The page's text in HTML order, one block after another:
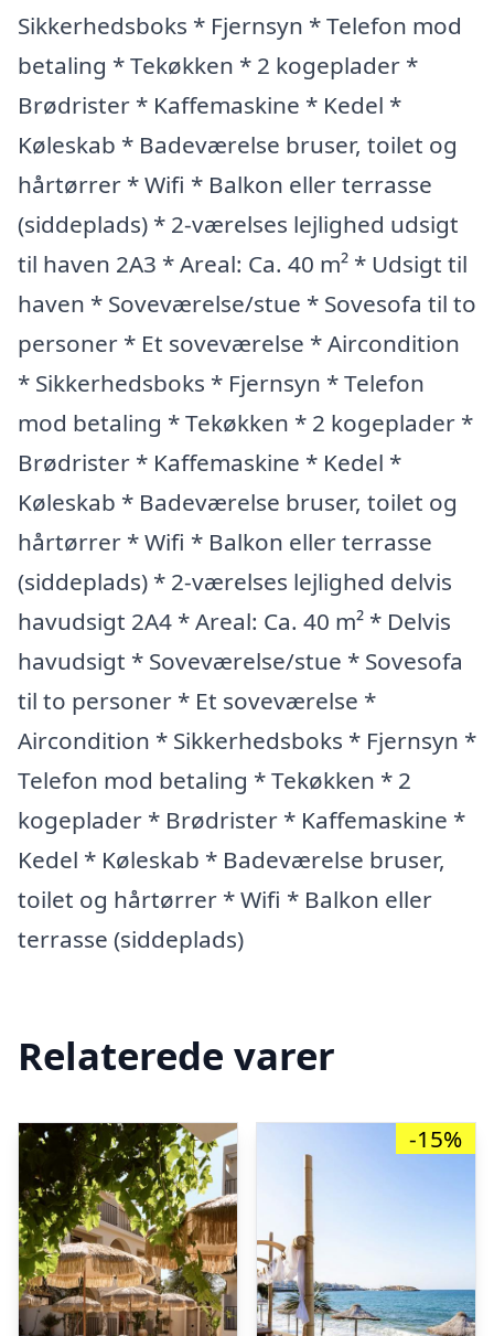
Sikkerhedsboks * Fjernsyn * Telefon mod
betaling * Tekøkken * 2 kogeplader *
Brødrister * Kaffemaskine * Kedel *
Køleskab * Badeværelse bruser, toilet og
hårtørrer * Wifi * Balkon eller terrasse
(siddeplads) * 2-værelses lejlighed udsigt
til haven 2A3 * Areal: Ca. 40 m² * Udsigt til
haven * Soveværelse/stue * Sovesofa til to
personer * Et soveværelse * Aircondition
* Sikkerhedsboks * Fjernsyn * Telefon
mod betaling * Tekøkken * 2 kogeplader *
Brødrister * Kaffemaskine * Kedel *
Køleskab * Badeværelse bruser, toilet og
hårtørrer * Wifi * Balkon eller terrasse
(siddeplads) * 2-værelses lejlighed delvis
havudsigt 2A4 * Areal: Ca. 40 m² * Delvis
havudsigt * Soveværelse/stue * Sovesofa
til to personer * Et soveværelse *
Aircondition * Sikkerhedsboks * Fjernsyn *
Telefon mod betaling * Tekøkken * 2
kogeplader * Brødrister * Kaffemaskine *
Kedel * Køleskab * Badeværelse bruser,
toilet og hårtørrer * Wifi * Balkon eller
terrasse (siddeplads)
Relaterede varer
-15%